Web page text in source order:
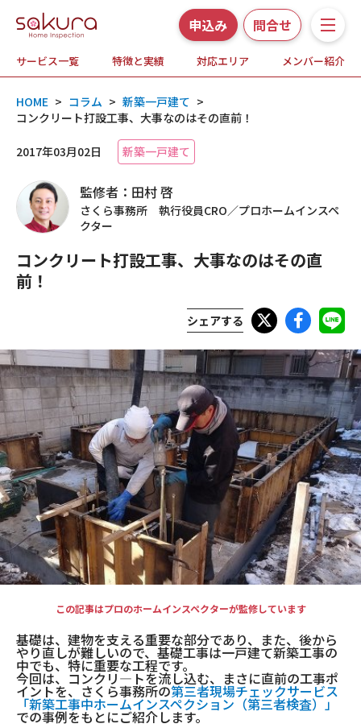
申込み 問合せ
サービス一覧 特徴と実績 対応エリア メンバー紹介
サービス一覧
さくら事務所の特徴と実績
ホームインスペクションとは
対応エリア
メンバー紹介
よくある質問
現場事例・お役立ちコラム
さくら事務所について
採用情報
HOME > コラム > 新築一戸建て >
コンクリート打設工事、大事なのはその直前！
2017年03月02日 新築一戸建て
監修者：田村 啓
さくら事務所 執行役員CRO／プロホームインスペ
クター
コンクリート打設工事、大事なのはその直
前！
シェアする
この記事はプロのホームインスペクターが監修しています
基礎は、建物を支える重要な部分であり、また、後から
やり直しが難しいので、基礎工事は一戸建て新築工事の
中でも、特に重要な工程です。
今回は、コンクリ―トを流し込む、まさに直前の工事ポ
イントを、さくら事務所の第三者現場チェックサービス
「新築工事中ホームインスペクション（第三者検査）」
での事例をもとにご紹介します。